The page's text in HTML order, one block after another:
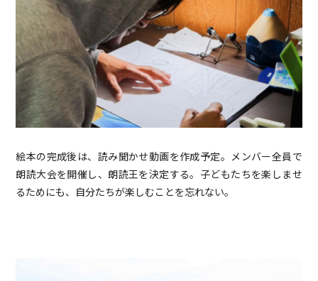
絵本の完成後は、読み聞かせ動画を作成予定。メンバー全員で
朗読大会を開催し、朗読王を決定する。子どもたちを楽しませ
るためにも、自分たちが楽しむことを忘れない。